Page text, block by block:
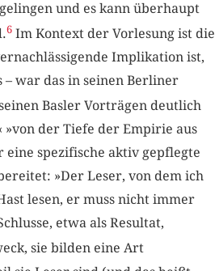
und es kann überhaupt
6Im Kontext der Vorlesung ist die
Implikation ist,
war das in seinen Berliner
Basler Vorträgen deutlich
»von der Tiefe der Empirie aus
spezifische aktiv gepflegte
»Der Leser, von dem ich
lesen, er muss nicht immer
etwa als Resultat,
sie bilden eine Art